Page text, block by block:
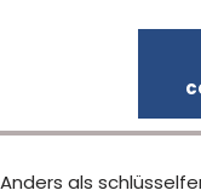
Anders als